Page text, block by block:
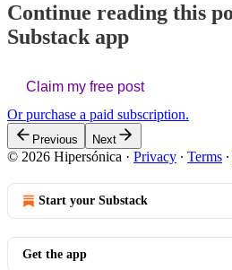
Continue reading this
Substack app
Claim my free post
Or purchase a paid subscription.
Previous Next
© 2026 Hipersónica · Privacy ∙ Terms ∙
Start your Substack
Get the app